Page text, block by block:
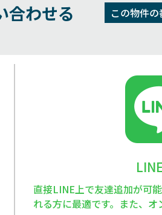
合わせる この物件の
直接LINE上で友達追加が可
れる方に最適です。また、オ